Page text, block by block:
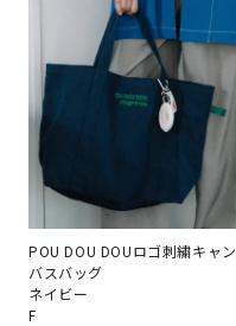
POU DOU DOUロゴ刺繍キャン
バスバッグ
ネイビー
F